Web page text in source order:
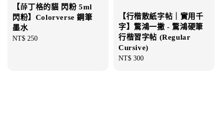
【薛丁格的貓 閃粉 5ml
閃粉】Colorverse 鋼筆
墨水
Regular
NT$ 250
【行楷散紙字帖｜實用千
字】驚鴻一撇 - 驚鴻硬筆
行楷習字帖 (Regular
Cursive)
Regular
NT$ 300